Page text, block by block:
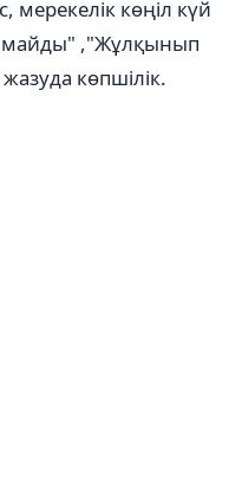
мерекелік көңіл күй
,"Жұлқынып
көпшілік.